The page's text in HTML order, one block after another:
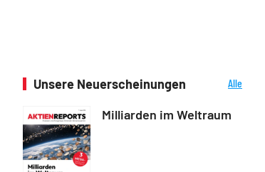
Unsere Neuerscheinungen
Alle
Milliarden im Weltraum